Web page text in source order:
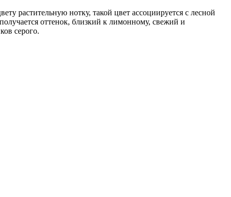
растительную нотку, такой цвет ассоциируется с лесной
оттенок, близкий к лимонному, свежий и
серого.